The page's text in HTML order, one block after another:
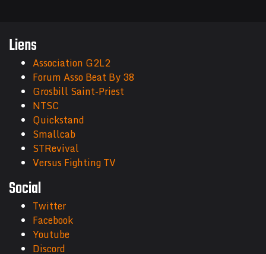
Liens
Association G2L2
Forum Asso Beat By 38
Grosbill Saint-Priest
NTSC
Quickstand
Smallcab
STRevival
Versus Fighting TV
Social
Twitter
Facebook
Youtube
Discord